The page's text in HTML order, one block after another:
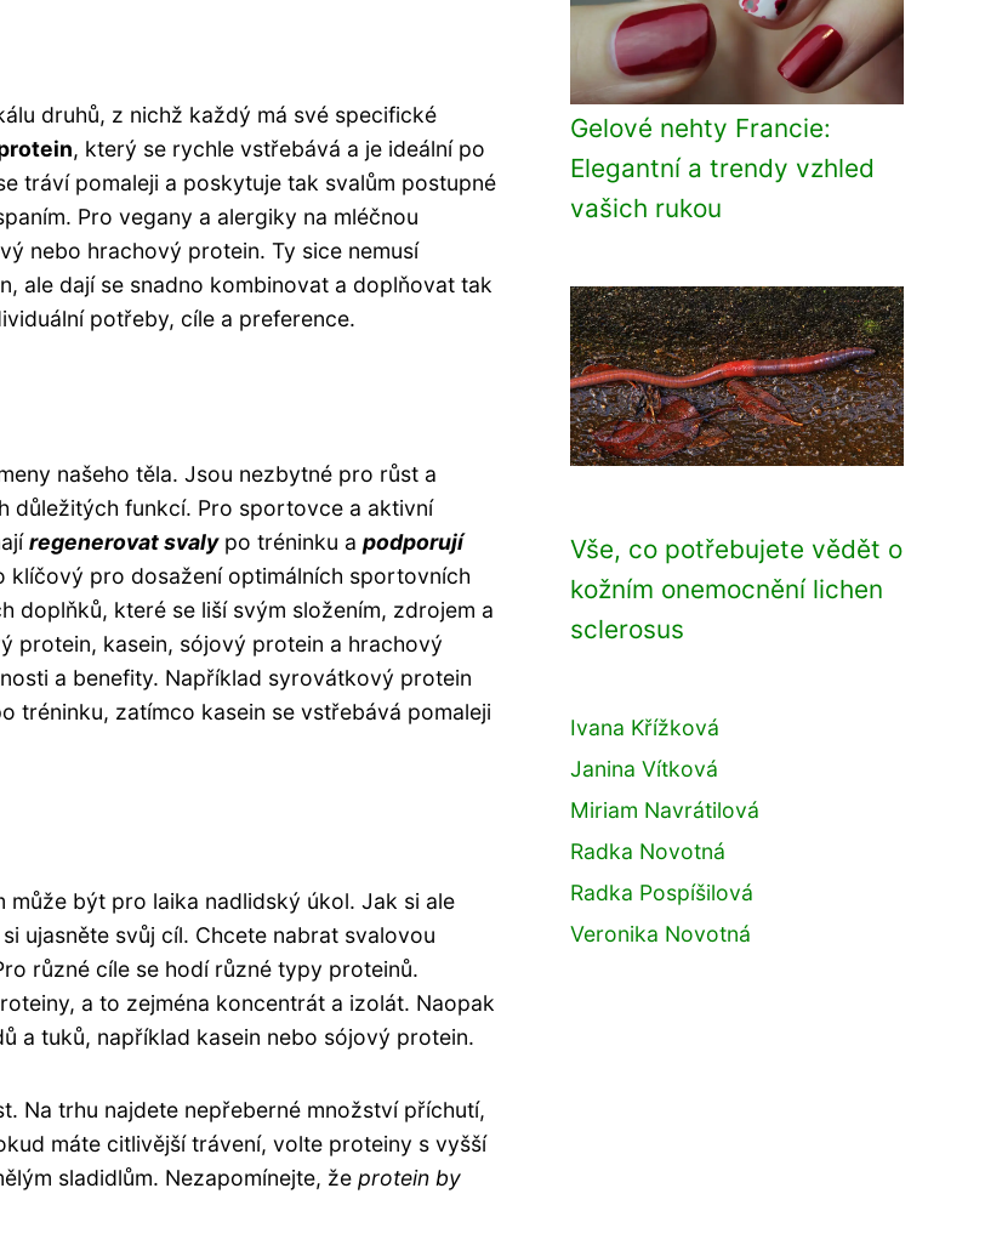
druhů, z nichž každý má své specifické
, který se rychle vstřebává a je ideální po
tráví pomaleji a poskytuje tak svalům postupné
Pro vegany a alergiky na mléčnou
nebo hrachový protein. Ty sice nemusí
ale dají se snadno kombinovat a doplňovat tak
potřeby, cíle a preference.
našeho těla. Jsou nezbytné pro růst a
důležitých funkcí. Pro sportovce a aktivní
regenerovat svalypo tréninku a podporují
klíčový pro dosažení optimálních sportovních
doplňků, které se liší svým složením, zdrojem a
protein, kasein, sójový protein a hrachový
a benefity. Například syrovátkový protein
tréninku, zatímco kasein se vstřebává pomaleji
být pro laika nadlidský úkol. Jak si ale
ujasněte svůj cíl. Chcete nabrat svalovou
různé cíle se hodí různé typy proteinů.
a to zejména koncentrát a izolát. Naopak
a tuků, například kasein nebo sójový protein.
Na trhu najdete nepřeberné množství příchutí,
máte citlivější trávení, volte proteiny s vyšší
sladidlům. Nezapomínejte, že protein by
Gelové nehty Francie:
Elegantní a trendy vzhled
vašich rukou
Vše, co potřebujete vědět o
kožním onemocnění lichen
sclerosus
Ivana Křížková
Janina Vítková
Miriam Navrátilová
Radka Novotná
Radka Pospíšilová
Veronika Novotná